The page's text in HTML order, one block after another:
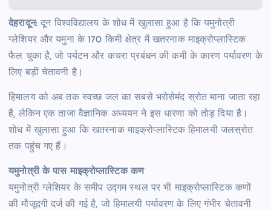
देहरादून:दून विश्वविद्यालय के शोध में खुलासा हुआ है कि यमुनोत्री
ग्लेशियर और यमुना के 170 किमी क्षेत्र में खतरनाक माइक्रोप्लास्टिक
फैल चुका है, जो पर्यटन और कचरा प्रबंधन की कमी के कारण पर्यावरण के
लिए बड़ी चेतावनी है।
हिमालय को अब तक स्वच्छ जल का सबसे भरोसेमंद स्रोत माना जाता रहा
है, लेकिन एक ताजा वैज्ञानिक अध्ययन ने इस धारणा को तोड़ दिया है।
शोध में खुलासा हुआ कि खतरनाक माइक्रोप्लास्टिक हिमालयी जलस्रोत
तक पहुंच गए हैं।
यमुनोत्री के पास माइक्रोप्लास्टिक कण
यमुनोत्री ग्लेशियर के समीप उद्गम स्थल पर भी माइक्रोप्लास्टिक कणों
की मौजूदगी दर्ज की गई है, जो हिमालयी पर्यावरण के लिए गंभीर चेतावनी